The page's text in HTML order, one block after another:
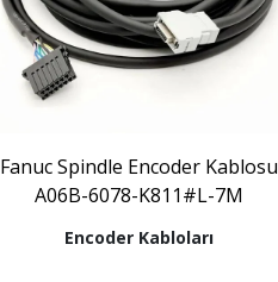
Fanuc Spindle Encoder Kablosu
A06B-6078-K811#L-7M
Encoder Kabloları